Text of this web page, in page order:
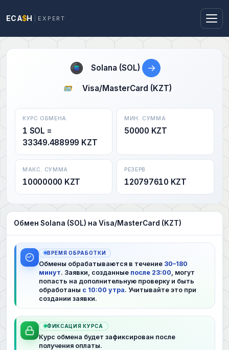
ECA$H EXPERT
Solana (SOL) →
Visa/MasterCard (KZT)
КУРС ОБМЕНА
1 SOL =
33349.488999 KZT
МИН. СУММА
50000 KZT
МАКС. СУММА
10000000 KZT
РЕЗЕРВ
120797610 KZT
Обмен Solana (SOL) на Visa/MasterCard (KZT)
ВРЕМЯ ОБРАБОТКИ
Обмены обрабатываются в течение 30–180
минут. Заявки, созданные после 23:00 , могут
попасть на дополнительную проверку и быть
обработаны с 10:00 утра. Учитывайте это при
создании заявки.
ФИКСАЦИЯ КУРСА
Курс обмена будет зафиксирован после
получения оплаты.